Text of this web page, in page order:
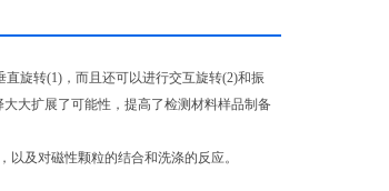
旋转(1)，而且还可以进行交互旋转(2)和振
大扩展了可能性，提高了检测材料样品制备
及对磁性颗粒的结合和洗涤的反应。